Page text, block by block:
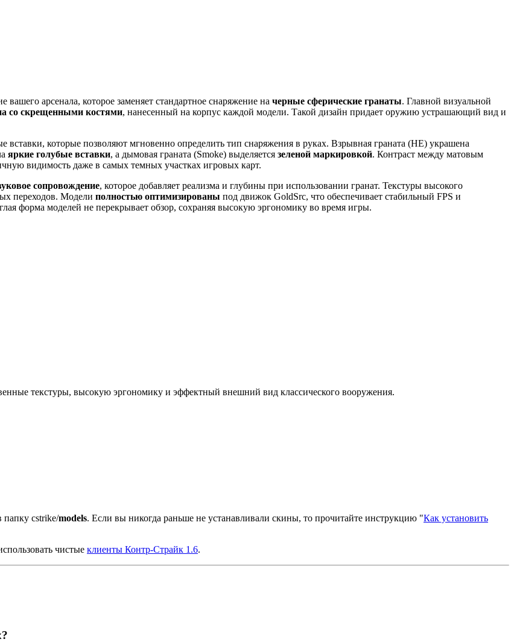
вашего арсенала, которое заменяет стандартное снаряжение на черные сферические гранаты. Главной визуальной
со скрещенными костями, нанесенный на корпус каждой модели. Такой дизайн придает оружию устрашающий вид и
вставки, которые позволяют мгновенно определить тип снаряжения в руках. Взрывная граната (HE) украшена
яркие голубые вставки, а дымовая граната (Smoke) выделяется зеленой маркировкой. Контраст между матовым
видимость даже в самых темных участках игровых карт.
сопровождение, которое добавляет реализма и глубины при использовании гранат. Текстуры высокого
переходов. Модели полностью оптимизированы под движок GoldSrc, что обеспечивает стабильный FPS и
форма моделей не перекрывает обзор, сохраняя высокую эргономику во время игры.
текстуры, высокую эргономику и эффектный внешний вид классического вооружения.
папку cstrike/models. Если вы никогда раньше не устанавливали скины, то прочитайте инструкцию "Как установить
чистые клиенты Контр-Страйк 1.6.